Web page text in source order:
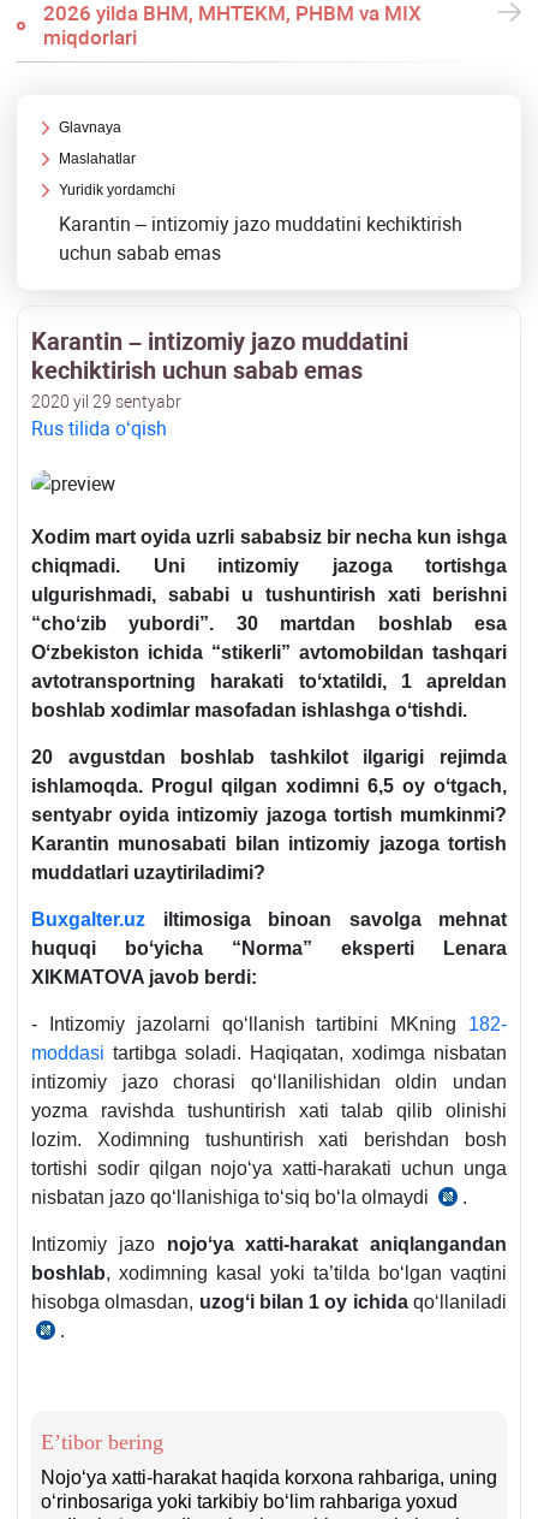
2026 yilda BHM, MHTEKM, PHBM va MIX
miqdorlari
Glavnaya
Maslahatlar
Yuridik yordamchi
Karantin – intizomiy jazo muddatini kechiktirish
uchun sabab emas
Karantin – intizomiy jazo muddatini
kechiktirish uchun sabab emas
2020 yil 29 sentyabr
Rus tilida oʻqish
Xodim mart oyida uzrli sababsiz bir necha kun ishga
chiqmadi. Uni intizomiy jazoga tortishga
ulgurishmadi, sababi u tushuntirish хati berishni
“choʻzib yubordi”. 30 martdan boshlab esa
Oʻzbekiston ichida “stikerli” avtomobildan tashqari
avtotransportning harakati toʻхtatildi, 1 apreldan
boshlab хodimlar masofadan ishlashga oʻtishdi.
20 avgustdan boshlab tashkilot ilgarigi rejimda
ishlamoqda. Progul qilgan хodimni 6,5 oy oʻtgach,
sentyabr oyida intizomiy jazoga tortish mumkinmi?
Karantin munosabati bilan intizomiy jazoga tortish
muddatlari uzaytiriladimi?
Buxgalter.uz iltimosiga binoan savolga mehnat
huquqi boʻyicha “Norma” eksperti
Lenara
XIKMATOVA javob berdi:
- Intizomiy jazolarni qoʻllanish tartibini MKning 182-
moddasi tartibga soladi. Haqiqatan, хodimga nisbatan
intizomiy jazo chorasi qoʻllanilishidan oldin undan
yozma ravishda tushuntirish хati talab qilib olinishi
lozim. Xodimning tushuntirish хati berishdan bosh
tortishi sodir qilgan nojoʻya хatti-harakati uchun unga
nisbatan jazo qoʻllanishiga toʻsiq boʻla olmaydi
Oliy
3-
.
Intizomiy jazo nojoʻya хatti-harakat aniqlangandan
boshlab, хodimning kasal yoki ta’tilda boʻlgan vaqtini
hisobga olmasdan, uzogʻi bilan 1 oy ichidaqoʻllaniladi
MK
q.
.
E’tibor bering
Nojoʻya хatti-harakat haqida korхona rahbariga, uning
oʻrinbosariga yoki tarkibiy boʻlim rahbariga yoхud